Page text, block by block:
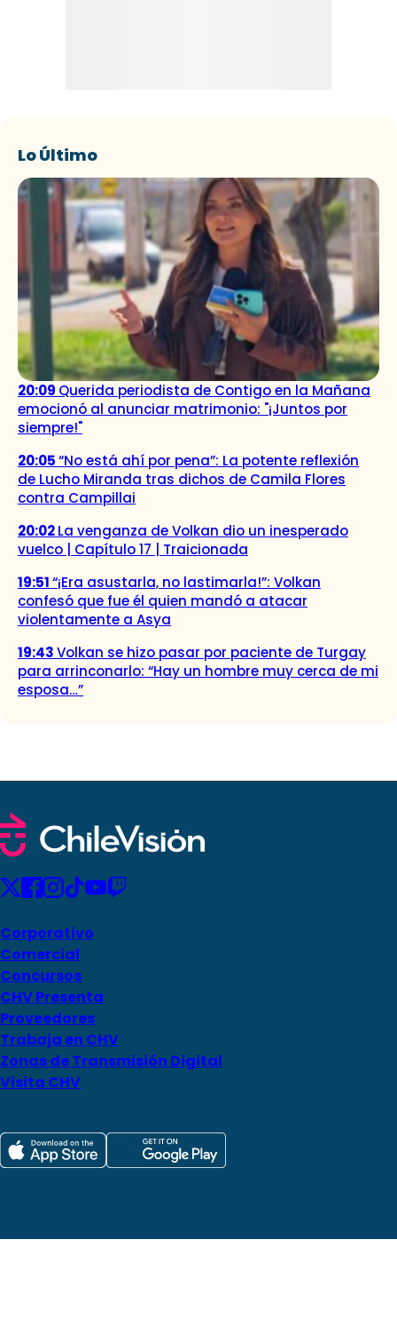
Lo Último
20:09 Querida periodista de Contigo en la Mañana
emocionó al anunciar matrimonio: "¡Juntos por
siempre!"
20:05“No está ahí por pena”: La potente reflexión
de Lucho Miranda tras dichos de Camila Flores
contra Campillai
20:02La venganza de Volkan dio un inesperado
vuelco | Capítulo 17 | Traicionada
19:51“¡Era asustarla, no lastimarla!”: Volkan
confesó que fue él quien mandó a atacar
violentamente a Asya
19:43Volkan se hizo pasar por paciente de Turgay
para arrinconarlo: “Hay un hombre muy cerca de mi
esposa…”
Corporativo
Comercial
Concursos
CHV Presenta
Proveedores
Trabaja en CHV
Zonas de Transmisión Digital
Visita CHV